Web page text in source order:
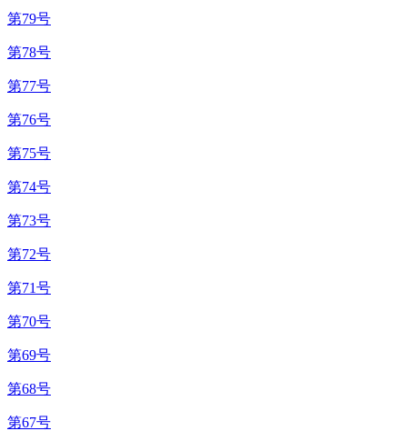
第79号
第78号
第77号
第76号
第75号
第74号
第73号
第72号
第71号
第70号
第69号
第68号
第67号